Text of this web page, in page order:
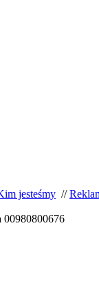
jesteśmy //
00980800676